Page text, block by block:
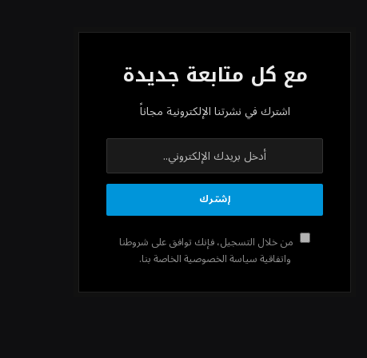
«طيران الرياض» يدشن أولى رحلاته إلى
وزير الاستثمار: الموافقة على رخصة
مزاولة الأنشطة المالية عابرة الحدود
تطوير للبيئة الاستثمارية
الذهب يسجل أعلى مستوى في
أسبوعين بدعم من تراجع الدولار
الدولار الأمريكي يتراجع قرب أدنى
بشأن الشرق الأوسط
مع كل متابعة جديدة
اشترك في نشرتنا الإلكترونية مجاناً
من خلال التسجيل، فإنك توافق على شروطنا
واتفاقية سياسة الخصوصية الخاصة بنا.